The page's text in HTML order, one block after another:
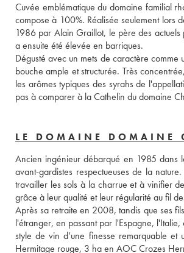
Cuvée emblématique du domaine familial
compose à 100%. Réalisée seulement lors
1986 par Alain Graillot, le père des
a ensuite été élevée en barriques.
Dégusté avec un mets de caractère
bouche ample et structurée. Très
les arômes typiques des syrahs de
pas à comparer à la Cathelin du domaine
LE DOMAINE DOMAINE
Ancien ingénieur débarqué en 1985 dans
avant-gardistes respectueuses de la
travailler les sols à la charrue et à vinifier
grâce à leur qualité et leur régularité au fil
Après sa retraite en 2008, tandis que ses
l'étranger, en passant par l'Espagne,
style de vin d’une finesse remarquable
Hermitage rouge, 3 ha en AOC Crozes